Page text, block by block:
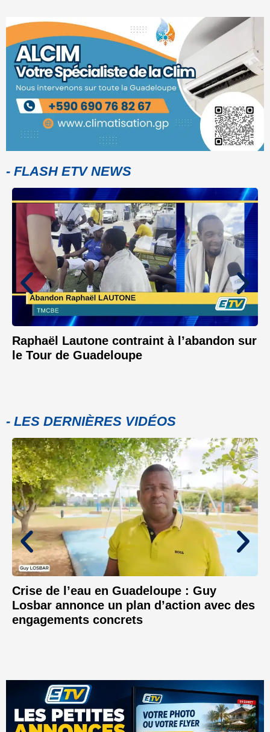
- FLASH ETV NEWS
Raphaël Lautone contraint à l’abandon sur
le Tour de Guadeloupe
- LES DERNIÈRES VIDÉOS
Crise de l’eau en Guadeloupe : Guy
Losbar annonce un plan d’action avec des
engagements concrets